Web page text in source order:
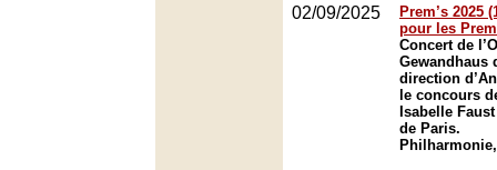
02/09/2025
Prem’s 2025
pour les
Concert de
Gewandhaus
direction
le concours
Isabelle
de Paris.